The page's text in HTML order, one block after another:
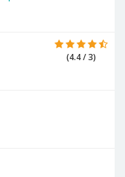
(4.4 / 3)